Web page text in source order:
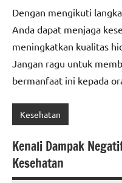
Dengan mengikuti
Anda dapat menjaga
meningkatkan kualitas
Jangan ragu untuk
bermanfaat ini kepada
Kesehatan
Kenali Dampak
Kesehatan